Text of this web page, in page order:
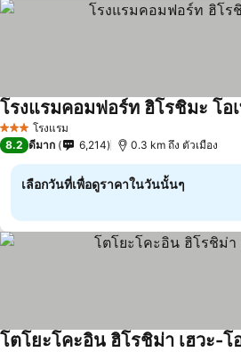
3 ดาว โรงแรม
โรงแรมคอมฟอร์ท ฮิโรชิมะ โอ
8.2 ดีมาก 6,214 0.3 km ถึง ตัวเมือง
เลือกวันที่เพื่อดูราคาในวันนั้นๆ
โตโยะโคะอิน ฮิโรชิม่า เฮวะ-โ